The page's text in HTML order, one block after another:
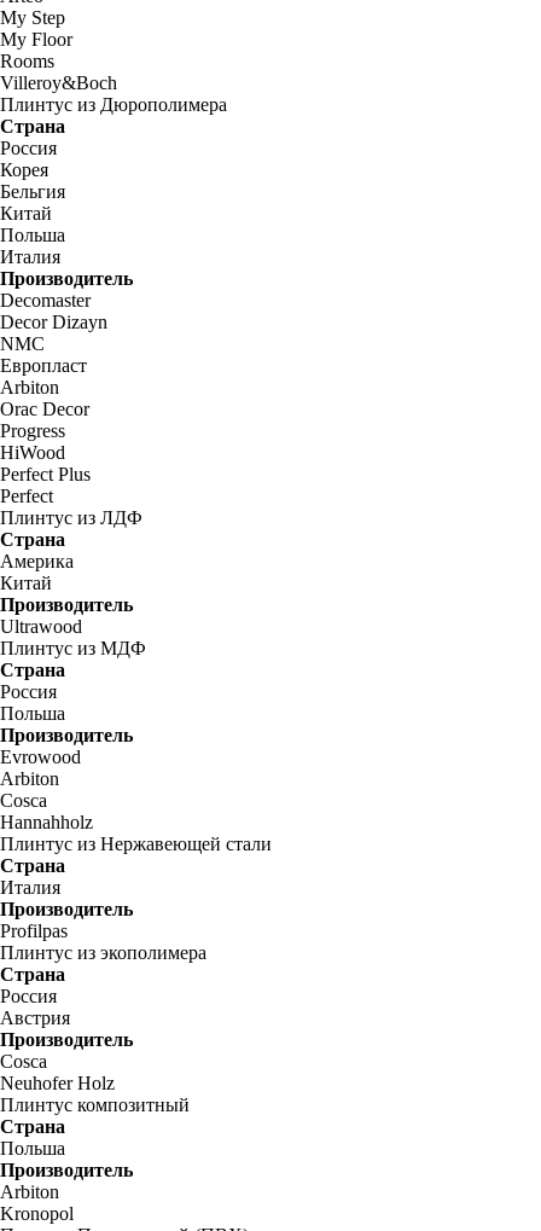
My Step
My Floor
Rooms
Villeroy&Boch
Плинтус из Дюрополимера
Страна
Россия
Корея
Бельгия
Китай
Польша
Италия
Производитель
Decomaster
Decor Dizayn
NMC
Европласт
Arbiton
Orac Decor
Progress
HiWood
Perfect Plus
Perfect
Плинтус из ЛДФ
Страна
Америка
Китай
Производитель
Ultrawood
Плинтус из МДФ
Страна
Россия
Польша
Производитель
Evrowood
Arbiton
Cosca
Hannahholz
Плинтус из Нержавеющей стали
Страна
Италия
Производитель
Profilpas
Плинтус из экополимера
Страна
Россия
Австрия
Производитель
Cosca
Neuhofer Holz
Плинтус композитный
Страна
Польша
Производитель
Arbiton
Kronopol